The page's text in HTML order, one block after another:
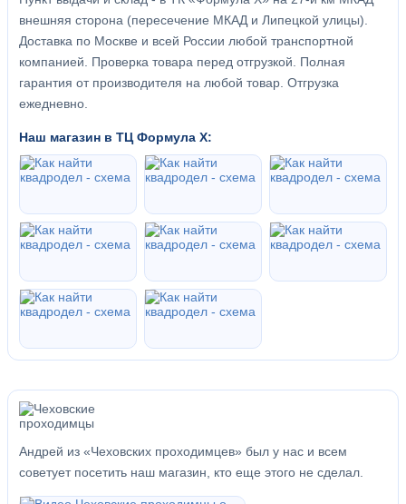
внешняя сторона (пересечение МКАД и Липецкой улицы).
Доставка по Москве и всей России любой транспортной
компанией. Проверка товара перед отгрузкой. Полная
гарантия от производителя на любой товар. Отгрузка
ежедневно.
Наш магазин в ТЦ Формула Х:
Андрей из «Чеховских проходимцев» был у нас и всем
советует посетить наш магазин, кто еще этого не сделал.